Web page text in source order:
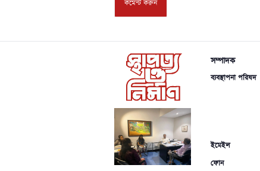
সম্পাদক
ব্যবস্থাপনা পরিষদ
ইমেইল
ফোন